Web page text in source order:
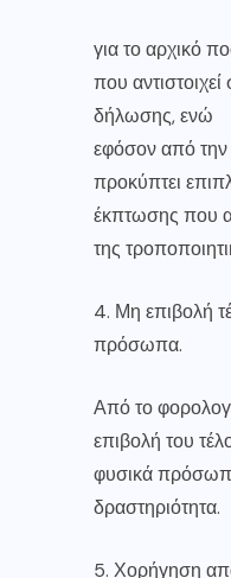
για το αρχικό
που
δήλωσης, ενώ
εφόσον από
προκύπτει
έκπτωσης που
της
4. Μη επιβολή
πρόσωπα.
Από το
επιβολή του
φυσικά
δραστηριότητα.
5. Χορήγηση